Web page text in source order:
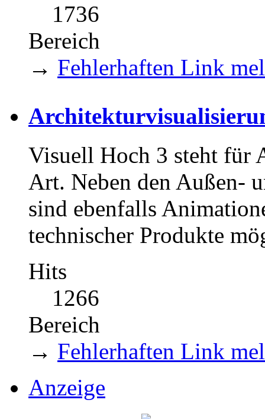
1736
Bereich
→ Fehlerhaften Link
Visuell Hoch 3 steht für
Art. Neben den Außen-
sind ebenfalls
technischer Produkte
Hits
1266
Bereich
→ Fehlerhaften Link
Anzeige